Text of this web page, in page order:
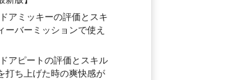
アミッキーの評価とスキ
ーバーミッションで使え
アピートの評価とスキル
打ち上げた時の爽快感が